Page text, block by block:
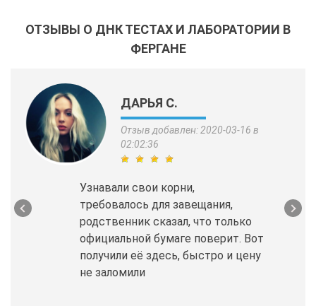
ОТЗЫВЫ О ДНК ТЕСТАХ И ЛАБОРАТОРИИ В
ФЕРГАНЕ
ДАРЬЯ С.
Отзыв добавлен: 2020-03-16 в
02:02:36
Узнавали свои корни,
требовалось для завещания,
родственник сказал, что только
официальной бумаге поверит. Вот
получили её здесь, быстро и цену
не заломили